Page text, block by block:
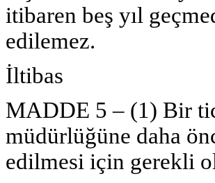
itibaren beş yıl
edilemez.
İltibas
MADDE 5 – (1) Bir
müdürlüğüne daha
edilmesi için gerekli